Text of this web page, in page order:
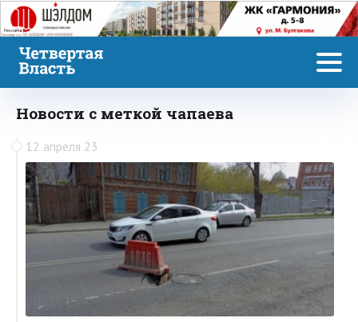
Реклама
Новости с меткой чапаева
12 апреля 23